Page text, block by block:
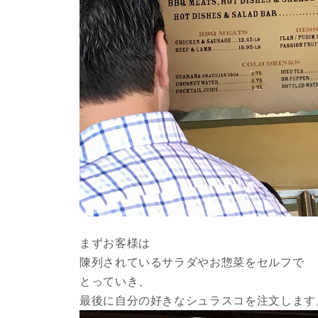
まずお客様は
陳列されているサラダやお惣菜をセルフで
とっていき、
最後に自分の好きなシュラスコを注文しま